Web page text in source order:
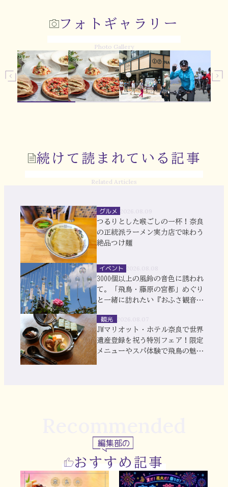
フォトギャラリー
Photo Gallery
続けて読まれている記事
Related Articles
グルメ
つるりとした喉ごしの一杯！奈良
の正統派ラーメン実力店で味わう
絶品つけ麺
イベント
3000個以上の風鈴の音色に誘われ
て。「飛鳥・藤原の宮都」めぐり
と一緒に訪れたい『おふさ観音』
観光
JWマリオット・ホテル奈良で世界
遺産登録を祝う特別フェア！限定
メニューやスパ体験で飛鳥の魅力
編集部の
おすすめ記事